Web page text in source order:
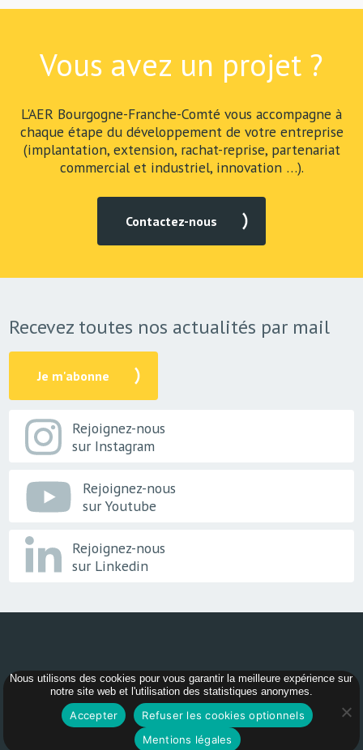
Vous avez un projet ?
L'AER Bourgogne-Franche-Comté vous accompagne à
chaque étape du développement de votre entreprise
(implantation, extension, rachat-reprise, partenariat
commercial et industriel, innovation …).
Contactez-nous
Recevez toutes nos actualités par mail
Je m'abonne
Rejoignez-nous
sur Instagram
Rejoignez-nous
sur Youtube
Rejoignez-nous
sur Linkedin
© 2026 - AER Bourgogne-Franche-Comté
Nous utilisons des cookies pour vous garantir la meilleure expérience sur
notre site web et l'utilisation des statistiques anonymes.
Accepter
Refuser les cookies optionnels
Mentions légales